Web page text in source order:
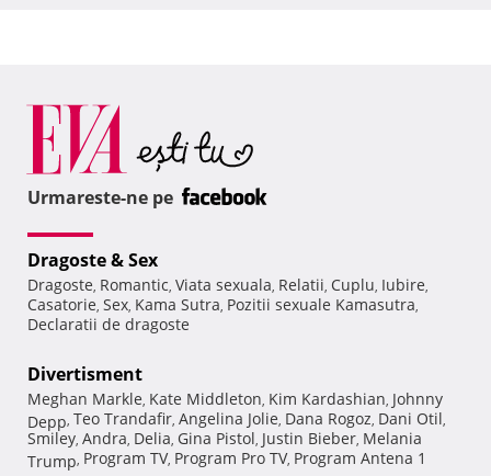
Urmareste-ne pe
Dragoste & Sex
Dragoste, Romantic, Viata sexuala, Relatii, Cuplu, Iubire,
Casatorie, Sex, Kama Sutra, Pozitii sexuale Kamasutra,
Declaratii de dragoste
Divertisment
Meghan Markle, Kate Middleton, Kim Kardashian, Johnny
Depp, Teo Trandafir, Angelina Jolie, Dana Rogoz, Dani Otil,
Smiley, Andra, Delia, Gina Pistol, Justin Bieber, Melania
Trump, Program TV, Program Pro TV, Program Antena 1